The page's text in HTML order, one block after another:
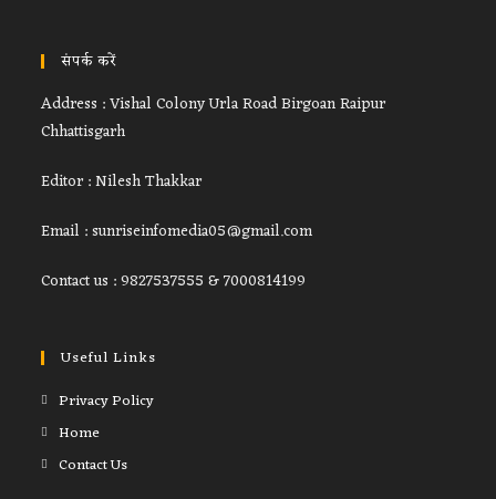
संपर्क करें
Address : Vishal Colony Urla Road Birgoan Raipur
Chhattisgarh
Editor : Nilesh Thakkar
Email : sunriseinfomedia05@gmail.com
Contact us : 9827537555 & 7000814199
Useful Links
Privacy Policy
Home
Contact Us